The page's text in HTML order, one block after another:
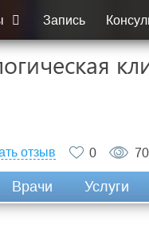
Запись
отзыв 0
Врачи Услуги